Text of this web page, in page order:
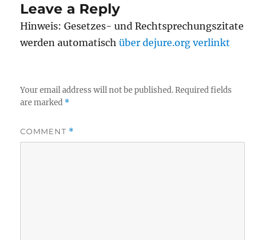
Leave a Reply
Hinweis: Gesetzes- und Rechtsprechungszitate
werden automatischüber dejure.org verlinkt
Your email address will not be published. Required fields
are marked *
COMMENT *